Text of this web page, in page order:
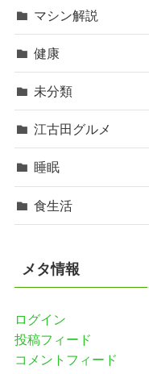
マシン解説
健康
未分類
江古田グルメ
睡眠
食生活
メタ情報
ログイン
投稿フィード
コメントフィード